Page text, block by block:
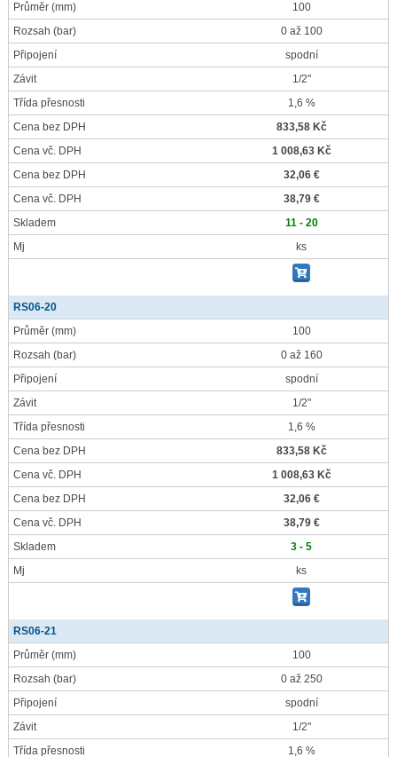
Průměr (mm)
100
Rozsah (bar)
0 až 100
Připojení
spodní
Závit
1/2"
Třída přesnosti
1,6 %
Cena bez DPH
833,58 Kč
Cena vč. DPH
1 008,63 Kč
Cena bez DPH
32,06 €
Cena vč. DPH
38,79 €
Skladem
11 - 20
Mj
ks
RS06-20
Průměr (mm)
100
Rozsah (bar)
0 až 160
Připojení
spodní
Závit
1/2"
Třída přesnosti
1,6 %
Cena bez DPH
833,58 Kč
Cena vč. DPH
1 008,63 Kč
Cena bez DPH
32,06 €
Cena vč. DPH
38,79 €
Skladem
3 - 5
Mj
ks
RS06-21
Průměr (mm)
100
Rozsah (bar)
0 až 250
Připojení
spodní
Závit
1/2"
Třída přesnosti
1,6 %